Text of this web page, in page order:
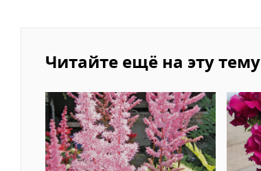
Читайте ещё на эту тему